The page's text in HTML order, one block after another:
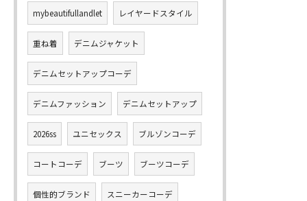
mybeautifullandlet レイヤードスタイル
重ね着 デニムジャケット
デニムセットアップコーデ
デニムファッション デニムセットアップ
2026ss ユニセックス ブルゾンコーデ
コートコーデ ブーツ ブーツコーデ
個性的ブランド スニーカーコーデ